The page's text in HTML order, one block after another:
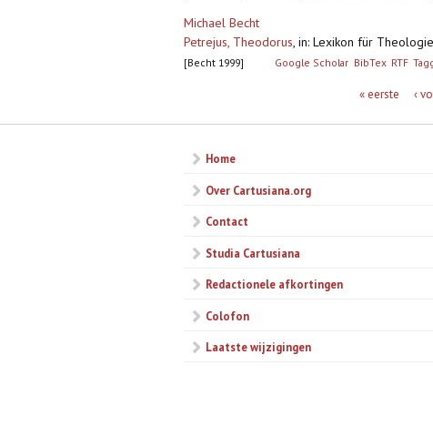
Michael Becht
Petrejus, Theodorus, in: Lexikon für
[Becht 1999] Google Scholar BibTex RTF
« eerste ‹
Home
Over Cartusiana.org
Contact
Studia Cartusiana
Redactionele afkortingen
Colofon
Laatste wijzigingen